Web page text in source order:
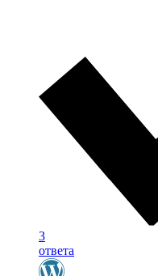
3
ответа